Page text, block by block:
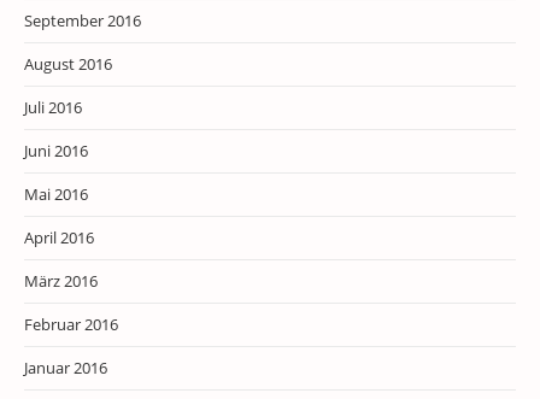
September 2016
August 2016
Juli 2016
Juni 2016
Mai 2016
April 2016
März 2016
Februar 2016
Januar 2016